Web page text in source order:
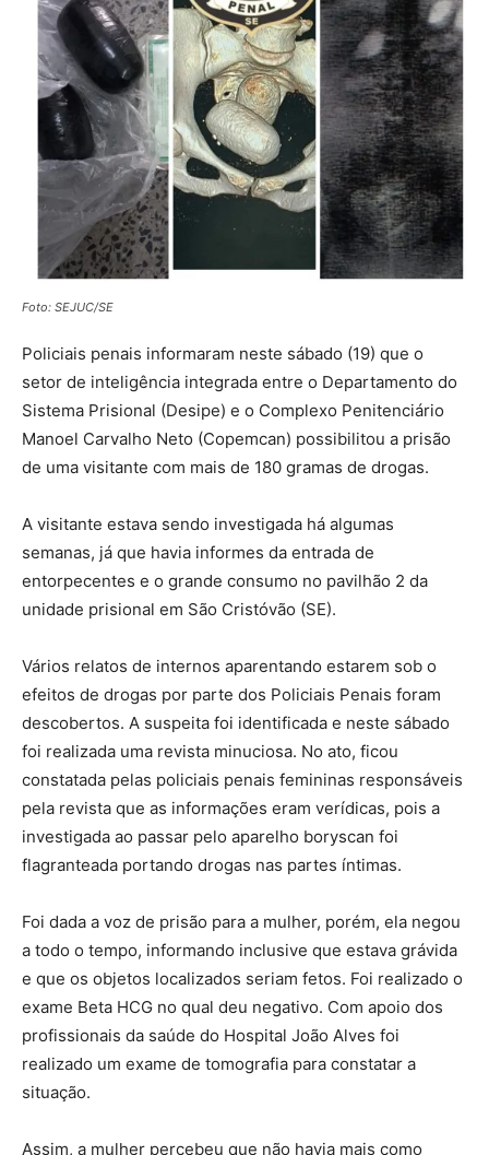
Foto: SEJUC/SE
Policiais penais informaram neste sábado (19) que o
setor de inteligência integrada entre o Departamento do
Sistema Prisional (Desipe) e o Complexo Penitenciário
Manoel Carvalho Neto (Copemcan) possibilitou a prisão
de uma visitante com mais de 180 gramas de drogas.
A visitante estava sendo investigada há algumas
semanas, já que havia informes da entrada de
entorpecentes e o grande consumo no pavilhão 2 da
unidade prisional em São Cristóvão (SE).
Vários relatos de internos aparentando estarem sob o
efeitos de drogas por parte dos Policiais Penais foram
descobertos. A suspeita foi identificada e neste sábado
foi realizada uma revista minuciosa. No ato, ficou
constatada pelas policiais penais femininas responsáveis
pela revista que as informações eram verídicas, pois a
investigada ao passar pelo aparelho boryscan foi
flagranteada portando drogas nas partes íntimas.
Foi dada a voz de prisão para a mulher, porém, ela negou
a todo o tempo, informando inclusive que estava grávida
e que os objetos localizados seriam fetos. Foi realizado o
exame Beta HCG no qual deu negativo. Com apoio dos
profissionais da saúde do Hospital João Alves foi
realizado um exame de tomografia para constatar a
situação.
Assim, a mulher percebeu que não havia mais como